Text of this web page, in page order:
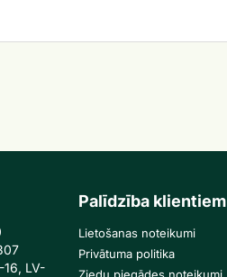
LV-
Palīdzība klientiem
Lietošanas noteikumi
Privātuma politika